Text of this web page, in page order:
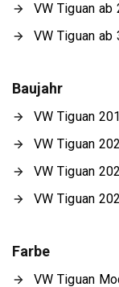
VW Tiguan ab
VW Tiguan ab
Baujahr
VW Tiguan
VW Tiguan
VW Tiguan
VW Tiguan
Farbe
VW Tiguan